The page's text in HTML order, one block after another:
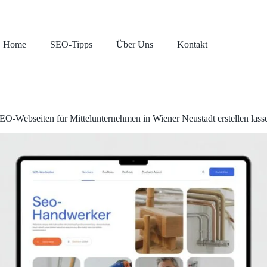
Home SEO-Tipps Über Uns Kontakt
Webseiten für Mittelunternehmen in Wiener Neustadt erstellen